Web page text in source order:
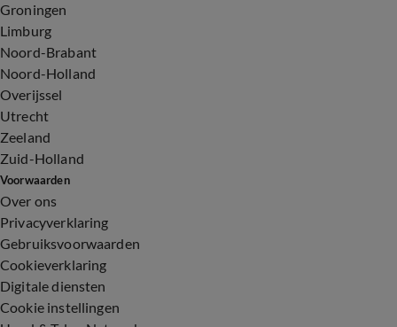
Groningen
Limburg
Noord-Brabant
Noord-Holland
Overijssel
Utrecht
Zeeland
Zuid-Holland
Voorwaarden
Over ons
Privacyverklaring
Gebruiksvoorwaarden
Cookieverklaring
Digitale diensten
Cookie instellingen